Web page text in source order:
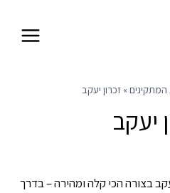
»זכרון יעקב
יעקב
בצורה הכי קלה ומהירה – בדרך